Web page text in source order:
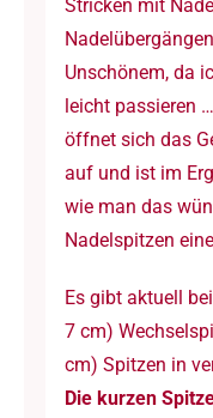
Stricken mit
Unschönem, da
leicht passieren
öffnet sich das
auf und ist im
wie man das
Nadelspitzen
Es gibt aktuell
7 cm)
cm) Spitzen in
Die kurzen